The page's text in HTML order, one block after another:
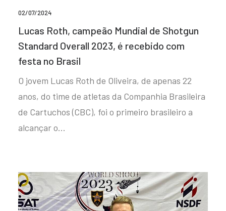
02/07/2024
Lucas Roth, campeão Mundial de Shotgun
Standard Overall 2023, é recebido com
festa no Brasil
O jovem Lucas Roth de Oliveira, de apenas 22
anos, do time de atletas da Companhia Brasileira
de Cartuchos (CBC), foi o primeiro brasileiro a
alcançar o…